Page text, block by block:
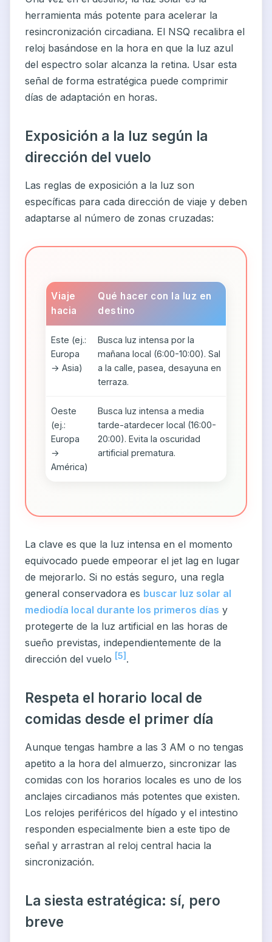
herramienta más potente para acelerar la
resincronización circadiana. El NSQ recalibra el
reloj basándose en la hora en que la luz azul
del espectro solar alcanza la retina. Usar esta
señal de forma estratégica puede comprimir
días de adaptación en horas.
Exposición a la luz según la
dirección del vuelo
Las reglas de exposición a la luz son
específicas para cada dirección de viaje y deben
adaptarse al número de zonas cruzadas:
Viaje
hacia
Qué hacer con la luz en
destino
Este (ej.:
Europa
→ Asia)
Busca luz intensa por la
mañana local (6:00-10:00). Sal
a la calle, pasea, desayuna en
terraza.
Oeste
(ej.:
Europa
→
América)
Busca luz intensa a media
tarde-atardecer local (16:00-
20:00). Evita la oscuridad
artificial prematura.
La clave es que la luz intensa en el momento
equivocado puede empeorar el jet lag en lugar
de mejorarlo. Si no estás seguro, una regla
general conservadora es buscar luz solar al
mediodía local durante los primeros días y
protegerte de la luz artificial en las horas de
sueño previstas, independientemente de la
dirección del vuelo [5] .
Respeta el horario local de
comidas desde el primer día
Aunque tengas hambre a las 3 AM o no tengas
apetito a la hora del almuerzo, sincronizar las
comidas con los horarios locales es uno de los
anclajes circadianos más potentes que existen.
Los relojes periféricos del hígado y el intestino
responden especialmente bien a este tipo de
señal y arrastran al reloj central hacia la
sincronización.
La siesta estratégica: sí, pero
breve